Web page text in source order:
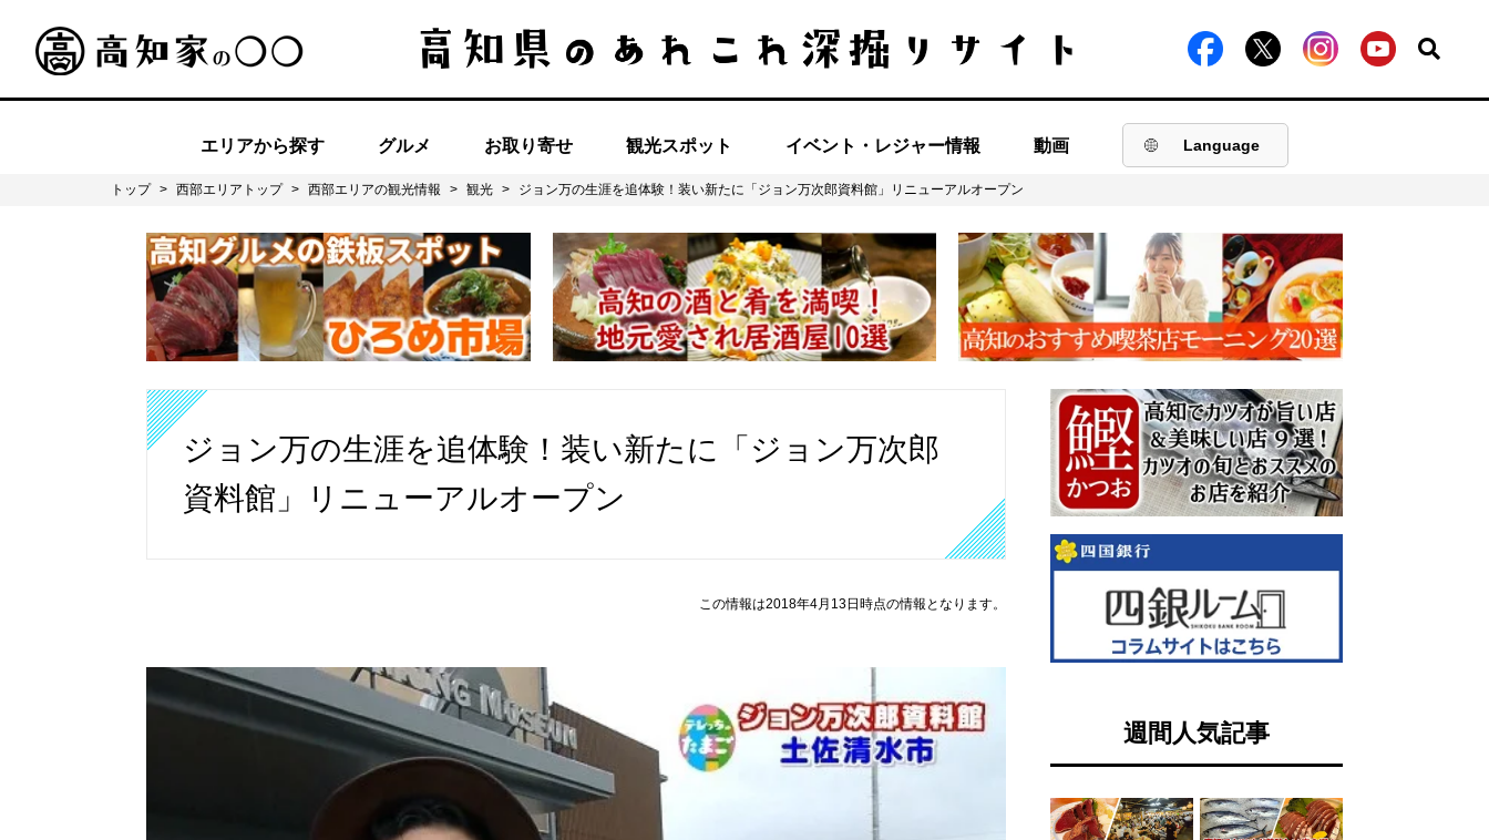
エリアから探す グルメ お取り寄せ 観光スポット イベント・レジャー情報 動画 Language
トップ > 西部エリアトップ > 西部エリアの観光情報 > 観光 > ジョン万の生涯を追体験！装い新たに「ジョン万次郎資料館」リニューアルオープン
ジョン万の生涯を追体験！装い新たに「ジョン万次郎
資料館」リニューアルオープン
この情報は2018年4月13日時点の情報となります。
週間人気記事